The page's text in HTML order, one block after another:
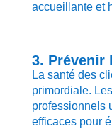
accueillante et
3. Prévenir
La santé des
primordiale.
professionnels
efficaces pour